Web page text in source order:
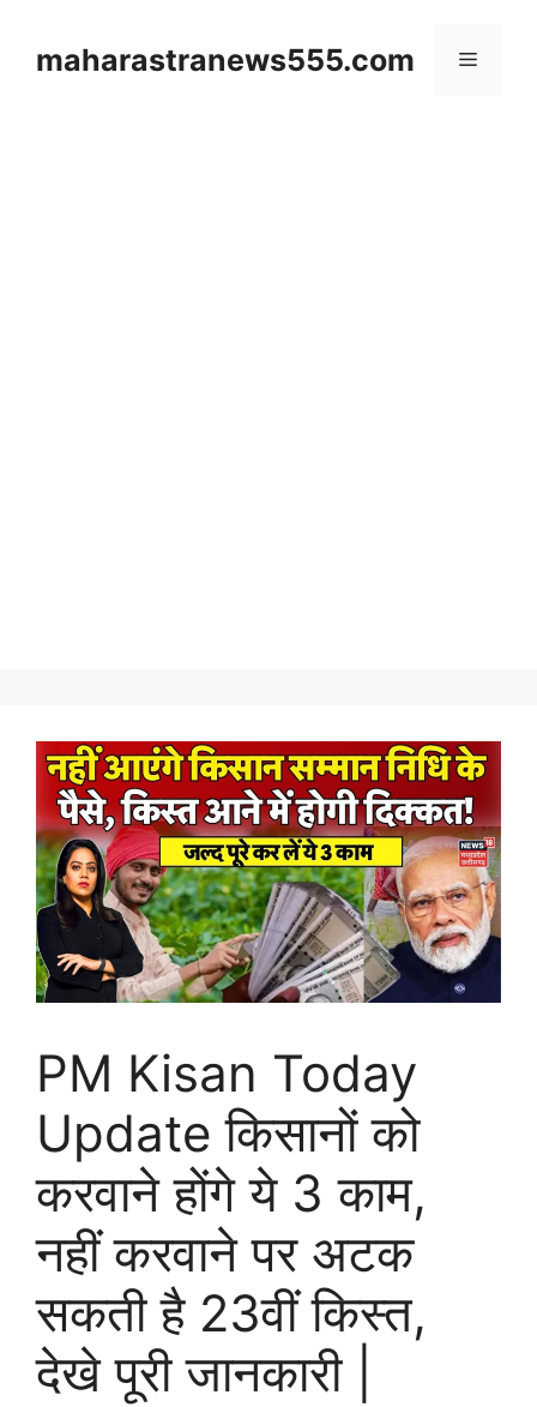
contentmaharastranews555.com Menu
PM Kisan Today
Update किसानों को
करवाने होंगे ये 3 काम,
नहीं करवाने पर अटक
सकती है 23वीं किस्त,
देखे पूरी जानकारी |